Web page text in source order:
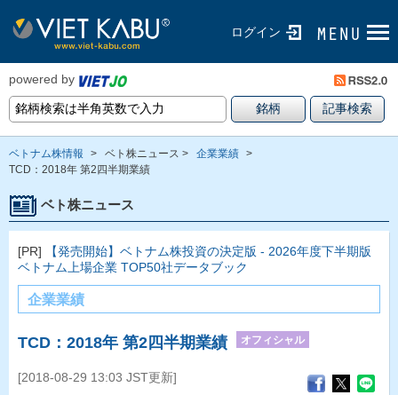
ログイン
powered by
ベトナム株情報 > ベト株ニュース > 企業業績 >
TCD：2018年 第2四半期業績
ベト株ニュース
[PR]
【発売開始】ベトナム株投資の決定版 - 2026年度下半期版
ベトナム上場企業 TOP50社データブック
企業業績
TCD：2018年 第2四半期業績 オフィシャル
[2018-08-29 13:03 JST更新]